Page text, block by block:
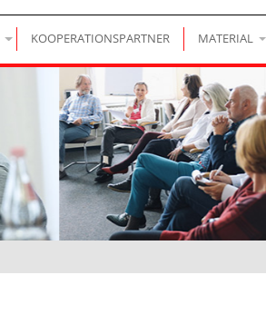
KOOPERATIONSPARTNER MATERIAL